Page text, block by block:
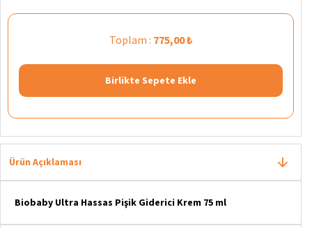
Toplam : 775,00 ₺
Birlikte Sepete Ekle
Ürün Açıklaması
Biobaby Ultra Hassas Pişik Giderici Krem 75 ml